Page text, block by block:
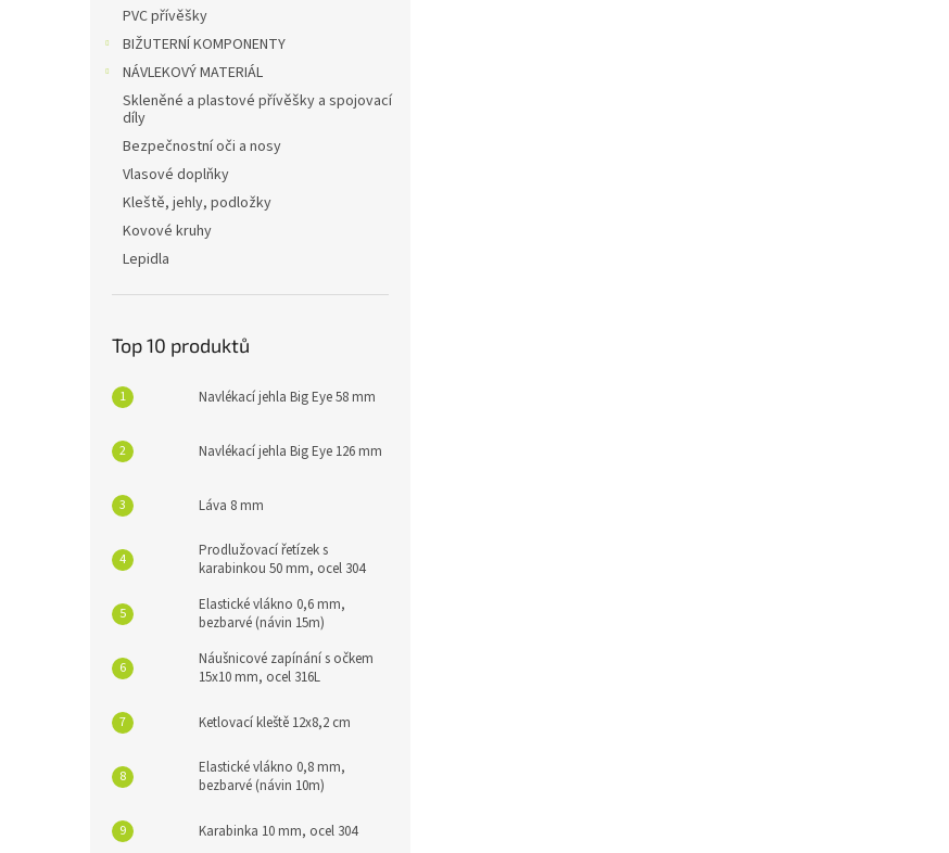
PVC přívěšky
BIŽUTERNÍ KOMPONENTY
NÁVLEKOVÝ MATERIÁL
Skleněné a plastové přívěšky a spojovací
díly
Bezpečnostní oči a nosy
Vlasové doplňky
Kleště, jehly, podložky
Kovové kruhy
Lepidla
Top 10 produktů
Navlékací jehla Big Eye 58 mm
Navlékací jehla Big Eye 126 mm
Láva 8 mm
Prodlužovací řetízek s
karabinkou 50 mm, ocel 304
Elastické vlákno 0,6 mm,
bezbarvé (návin 15m)
Náušnicové zapínání s očkem
15x10 mm, ocel 316L
Ketlovací kleště 12x8,2 cm
Elastické vlákno 0,8 mm,
bezbarvé (návin 10m)
Karabinka 10 mm, ocel 304